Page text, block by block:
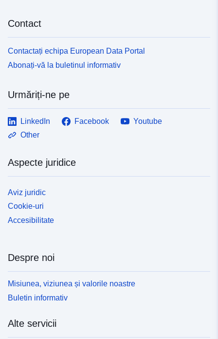
Contact
Contactați echipa European Data Portal
Abonați-vă la buletinul informativ
Urmăriți-ne pe
LinkedIn Facebook
Youtube
Other
Aspecte juridice
Aviz juridic
Cookie-uri
Accesibilitate
Despre noi
Misiunea, viziunea și valorile noastre
Buletin informativ
Alte servicii